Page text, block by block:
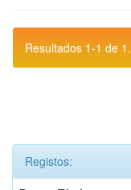
Resultados 1-1 de 1.
Registos: